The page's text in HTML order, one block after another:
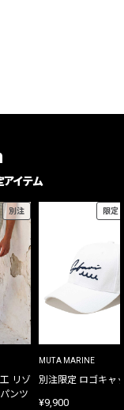
イテム
別注
リゾ
ンツ
限定
MUTA MARINE
別注限定 ロゴキャ
¥9,900